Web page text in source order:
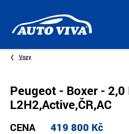
Úvodní
Vozy
Peugeot - Boxer - 2,0
L2H2,Active,ČR,AC
CENA 419 800 Kč